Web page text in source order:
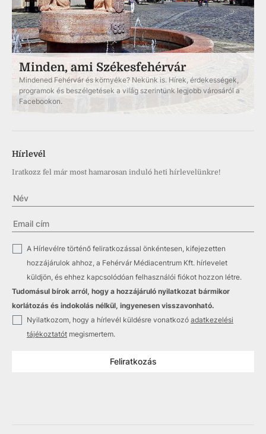
Minden, ami Székesfehérvár
Mindened Fehérvár és környéke? Nekünk is. Hírek, érdekességek,
programok és beszélgetések a világ szerintünk legjobb városáról a
Facebookon.
Hírlevél
Iratkozz fel már most hamarosan induló heti hírlevelünkre!
A Hírlevélre történő feliratkozással önkéntesen, kifejezetten
hozzájárulok ahhoz, a Fehérvár Médiacentrum Kft. hírlevelet
küldjön, és ehhez kapcsolódóan felhasználói fiókot hozzon létre.
Tudomásul bírok arról, hogy a hozzájáruló nyilatkozat bármikor
korlátozás és indokolás nélkül, ingyenesen visszavonható.
Nyilatkozom, hogy a hírlevél küldésre vonatkozó adatkezelési
tájékoztatót megismertem.
Feliratkozás